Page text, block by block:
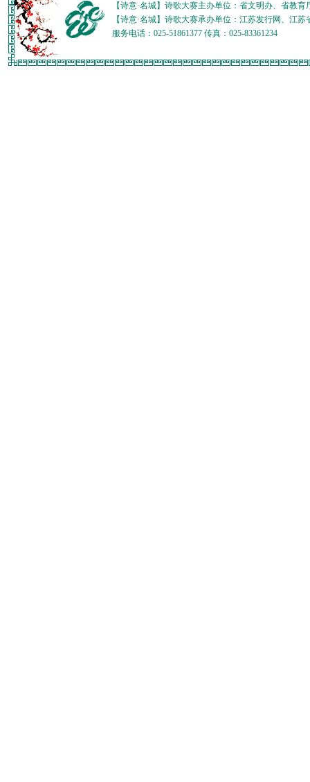
【诗意·名城】诗歌大赛主办单位：省文明办、省教
【诗意·名城】诗歌大赛承办单位：江苏发行网、江
服务电话：025-51861377 传真：025-83361234